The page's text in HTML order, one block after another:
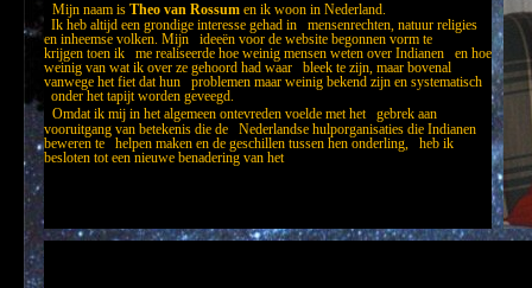
Mijn naam is Theo van Rossum en ik woon in Nederland.
Ik heb altijd een grondige interesse gehad in mensenrechten, natuur religies
en inheemse volken. Mijn ideeën voor de website begonnen vorm te
krijgen toen ik me realiseerde hoe weinig mensen weten over Indianen en hoe
weinig van wat ik over ze gehoord had waar bleek te zijn, maar bovenal
vanwege het fiet dat hun problemen maar weinig bekend zijn en systematisch
onder het tapijt worden geveegd.
Omdat ik mij in het algemeen ontevreden voelde met het gebrek aan
vooruitgang van betekenis die de Nederlandse hulporganisaties die Indianen
beweren te helpen maken en de geschillen tussen hen onderling, heb ik
besloten tot een nieuwe benadering van het